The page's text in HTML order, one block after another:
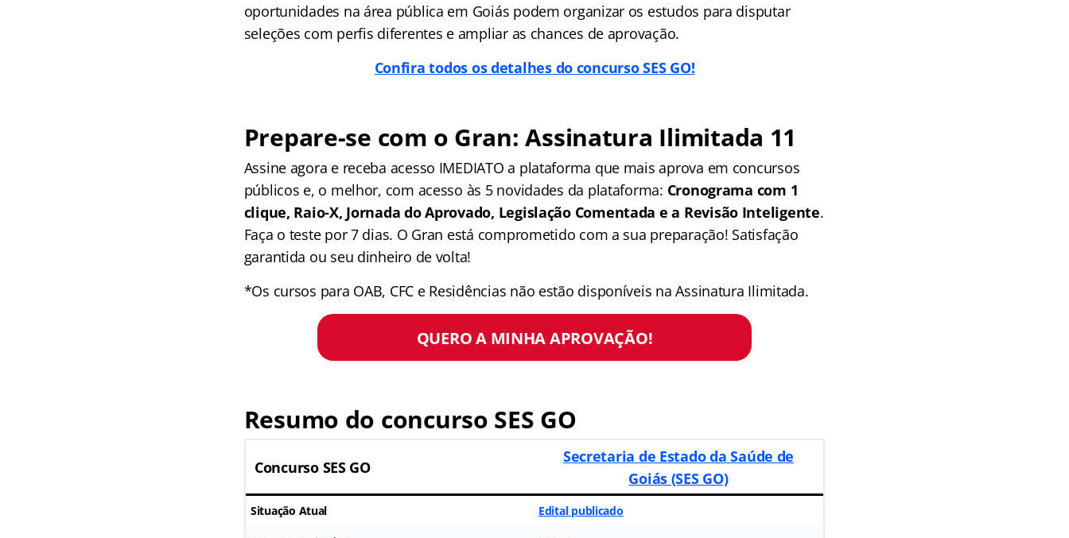
oportunidades na área pública em Goiás podem organizar os estudos para disputar
seleções com perfis diferentes e ampliar as chances de aprovação.
Confira todos os detalhes do concurso SES GO!
Prepare-se com o Gran: Assinatura Ilimitada 11
Assine agora e receba acesso IMEDIATO a plataforma que mais aprova em concursos
públicos e, o melhor, com acesso às 5 novidades da plataforma: Cronograma com 1
clique, Raio-X, Jornada do Aprovado, Legislação Comentada e a Revisão Inteligente.
Faça o teste por 7 dias. O Gran está comprometido com a sua preparação! Satisfação
garantida ou seu dinheiro de volta!
*Os cursos para OAB, CFC e Residências não estão disponíveis na Assinatura Ilimitada.
QUERO A MINHA APROVAÇÃO!
Resumo do concurso SES GO
Concurso SES GO
Secretaria de Estado da Saúde de
Goiás (SES GO)
Situação Atual Edital publicado